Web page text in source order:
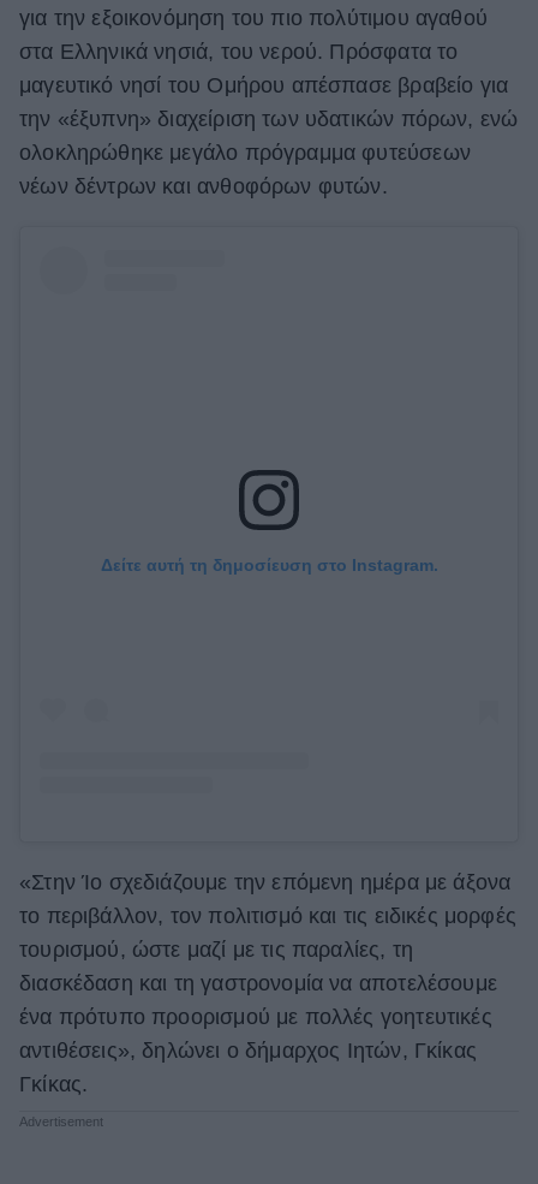
για την εξοικονόμηση του πιο πολύτιμου αγαθού
στα Ελληνικά νησιά, του νερού. Πρόσφατα το
μαγευτικό νησί του Ομήρου απέσπασε βραβείο για
την «έξυπνη» διαχείριση των υδατικών πόρων, ενώ
ολοκληρώθηκε μεγάλο πρόγραμμα φυτεύσεων
νέων δέντρων και ανθοφόρων φυτών.
Δείτε αυτή τη δημοσίευση στο Instagram.
«Στην Ίο σχεδιάζουμε την επόμενη ημέρα με άξονα
το περιβάλλον, τον πολιτισμό και τις ειδικές μορφές
τουρισμού, ώστε μαζί με τις παραλίες, τη
διασκέδαση και τη γαστρονομία να αποτελέσουμε
ένα πρότυπο προορισμού με πολλές γοητευτικές
αντιθέσεις», δηλώνει ο δήμαρχος Ιητών, Γκίκας
Γκίκας.